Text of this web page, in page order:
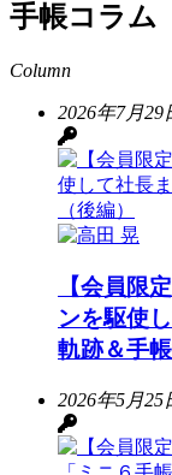
手帳コラム
Column
2026年7月29
【会員限
ンを駆使
軌跡＆手
2026年5月25